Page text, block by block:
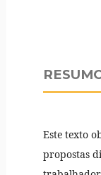
Este texto
propostas